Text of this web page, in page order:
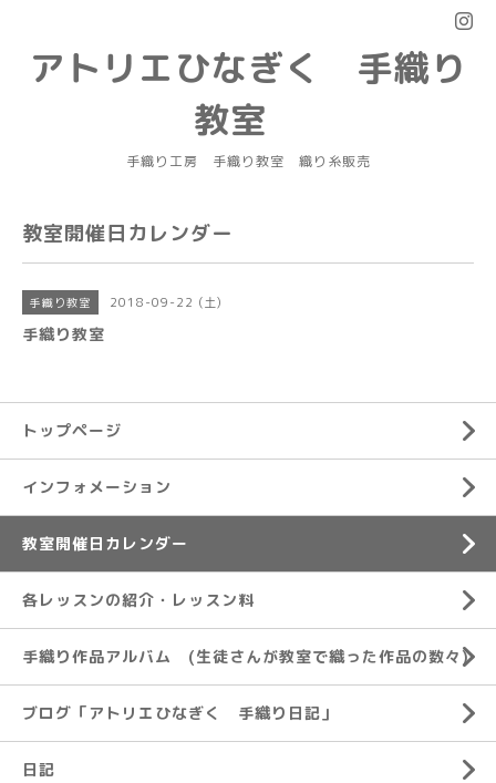
アトリエひなぎく 手織り
教室
手織り工房 手織り教室 織り糸販売
教室開催日カレンダー
手織り教室 2018-09-22 (土)
手織り教室
トップページ
インフォメーション
教室開催日カレンダー
各レッスンの紹介・レッスン料
手織り作品アルバム (生徒さんが教室で織った作品の数々)
ブログ「アトリエひなぎく 手織り日記」
日記